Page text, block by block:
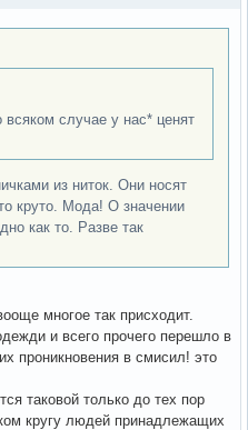
случае у нас* ценят
из ниток. Они носят
круто. Мода! О значении
как то. Разве так
многое так присходит.
и всего прочего перешло в
проникновения в смисил! это
таковой только до тех пор
кругу людей принадлежащих